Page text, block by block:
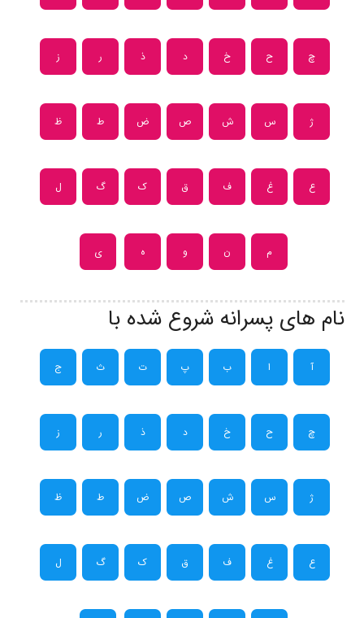
چ ح خ د ذ ر ز
ژ س ش ص ض ط ظ
ع غ ف ق ک گ ل
م ن و ه ی
نام های پسرانه شروع شده با
آ ا ب پ ت ث ج
چ ح خ د ذ ر ز
ژ س ش ص ض ط ظ
ع غ ف ق ک گ ل